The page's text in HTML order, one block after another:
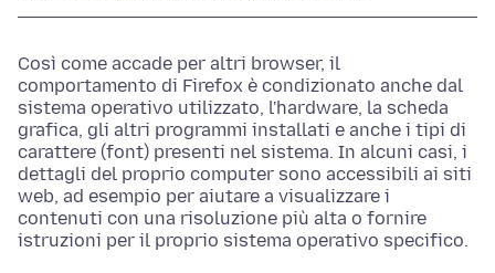
Così come accade per altri browser, il
comportamento di Firefox è condizionato anche dal
sistema operativo utilizzato, l'hardware, la scheda
grafica, gli altri programmi installati e anche i tipi di
carattere (font) presenti nel sistema. In alcuni casi, i
dettagli del proprio computer sono accessibili ai siti
web, ad esempio per aiutare a visualizzare i
contenuti con una risoluzione più alta o fornire
istruzioni per il proprio sistema operativo specifico.